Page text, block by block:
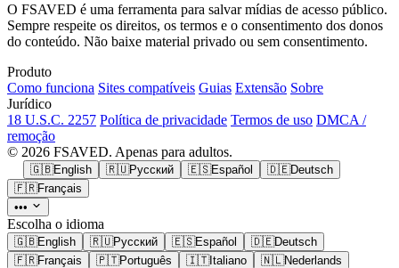
O FSAVED é uma ferramenta para salvar mídias de acesso público.
Sempre respeite os direitos, os termos e o consentimento dos donos
do conteúdo. Não baixe material privado ou sem consentimento.
Produto
Como funciona Sites compatíveis Guias Extensão Sobre
Jurídico
18 U.S.C. 2257 Política de privacidade Termos de uso DMCA /
remoção
© 2026 FSAVED. Apenas para adultos.
🇬🇧English 🇷🇺Русский 🇪🇸Español 🇩🇪Deutsch
🇫🇷Français
•••
Escolha o idioma
🇬🇧English 🇷🇺Русский 🇪🇸Español 🇩🇪Deutsch
🇫🇷Français 🇵🇹Português 🇮🇹Italiano 🇳🇱Nederlands